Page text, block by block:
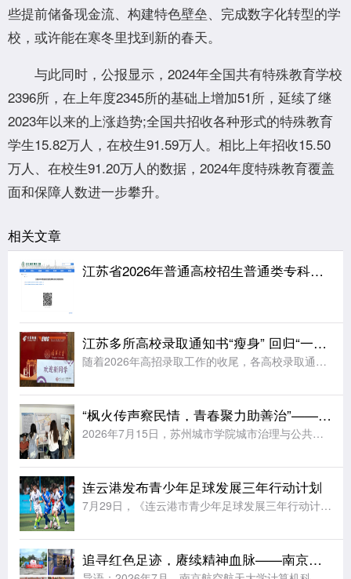
些提前储备现金流、构建特色壁垒、完成数字化转型的学
校，或许能在寒冬里找到新的春天。
与此同时，公报显示，2024年全国共有特殊教育学校
2396所，在上年度2345所的基础上增加51所，延续了继
2023年以来的上涨趋势;全国共招收各种形式的特殊教育
学生15.82万人，在校生91.59万人。相比上年招收15.50
万人、在校生91.20万人的数据，2024年度特殊教育覆盖
面和保障人数进一步攀升。
相关文章
江苏省2026年普通高校招生普通类专科批次征求志愿投档线
江苏多所高校录取通知书“瘦身” 回归“一页纸”
随着2026年高招录取工作的收尾，各高校录取通知书开始陆续寄送到考生手中。据《扬子晚报》报道，江苏多所高校今年大幅简化了录取通知书的设计，普遍采用“一页纸”的简约形式，同时在有限的纸面上融入各校特色元
“枫火传声察民情，青春聚力助善治”——苏州城市学院实践团赴福运社区开展走访调研
2026年7月15日，苏州城市学院城市治理与公共事务学院“枫火传声，善治民和”暑期社会实践团前往苏州市姑苏区福运社区党群服务中心走访调研。学院法学专业教师王昊为、辅导员周玲燕随行指导，与实践团成员一同
连云港发布青少年足球发展三年行动计划
7月29日，《连云港市青少年足球发展三年行动计划(2026—2028年)》发布会在连云港市体育中心举行。据《新华日报》报道，未来三年连云港将完善县区“631”(6所小学、3所初中、1所高中)青训布局，
追寻红色足迹，赓续精神血脉——南京航空航天大学实践团赴五省多地开展暑期红色研学